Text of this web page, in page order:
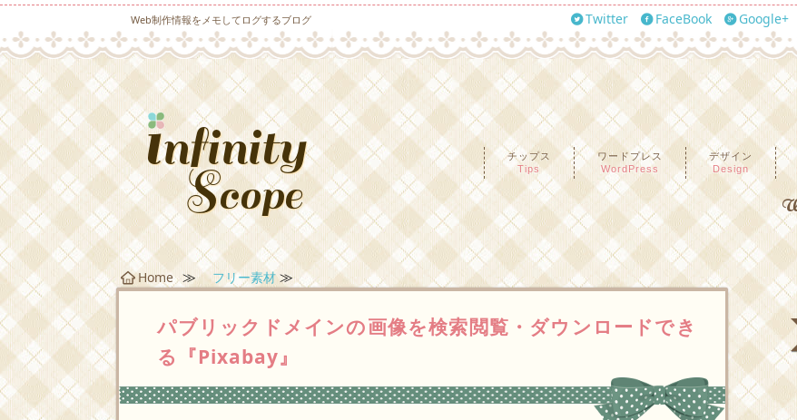
Web制作情報をメモしてログするブログ Twitter FaceBook Google+
チップス
Tips
ワードプレス
WordPress
デザイン
Design
Home ≫ フリー素材≫
パブリックドメインの画像を検索閲覧・ダウンロードでき
る『Pixabay』